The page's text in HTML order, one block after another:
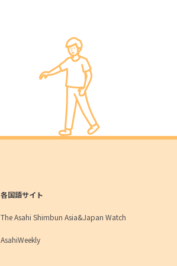
各国語サイト
The Asahi Shimbun Asia&Japan Watch
AsahiWeekly